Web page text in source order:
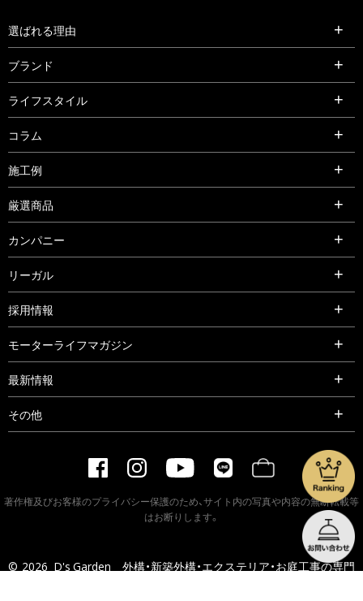
選ばれる理由
ブランド
ライフスタイル
コラム
施工例
厳選商品
カンパニー
リーガル
採用情報
モーターライフマガジン
最新情報
その他
著作権及びお客様のプライバシー保護のため、サイト内の写真や内容の無断転載等
はお断りします。
© 2026 D's Garden 外構・新築外構・エクステリア・お庭工事の専門